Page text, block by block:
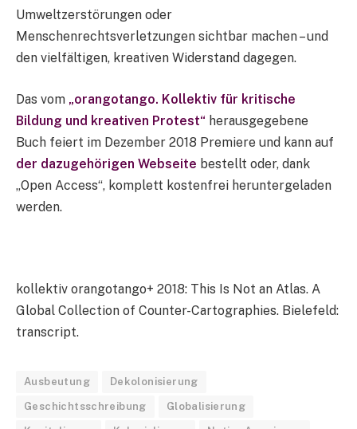
Umweltzerstörungen oder
Menschenrechtsverletzungen sichtbar machen – und
den vielfältigen, kreativen Widerstand dagegen.
Das vom „orangotango. Kollektiv für kritische
Bildung und kreativen Protest“ herausgegebene
Buch feiert im Dezember 2018 Premiere und kann auf
der dazugehörigen Webseite bestellt oder, dank
„Open Access“, komplett kostenfrei heruntergeladen
werden.
kollektiv orangotango+ 2018: This Is Not an Atlas. A
Global Collection of Counter-Cartographies. Bielefeld:
transcript.
Ausbeutung Dekolonisierung
Geschichtsschreibung Globalisierung